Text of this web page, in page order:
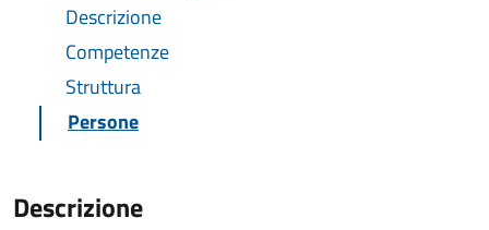
Descrizione
Competenze
Struttura
Persone
Descrizione